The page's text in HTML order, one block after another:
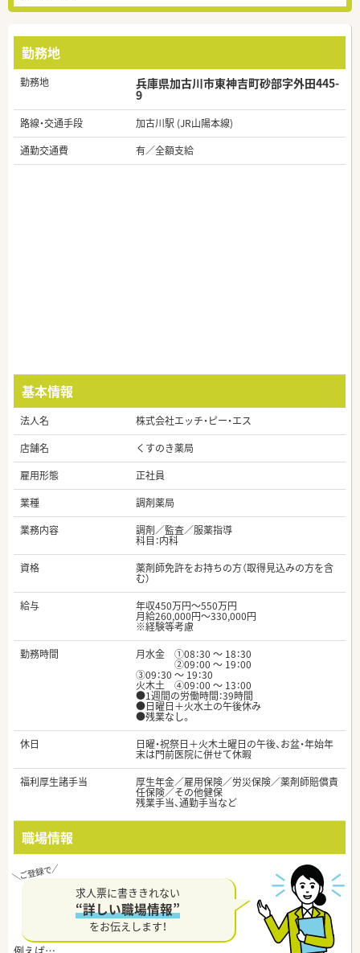
勤務地
勤務地 兵庫県加古川市東神吉町砂部字外田445-
9
路線・交通手段
加古川駅 (JR山陽本線)
通勤交通費
有／全額支給
基本情報
法人名
株式会社エッチ・ピー・エス
店舗名
くすのき薬局
雇用形態
正社員
業種
調剤薬局
業務内容
調剤／監査／服薬指導
科目：内科
資格
薬剤師免許をお持ちの方（取得見込みの方を含
む）
給与
年収450万円～550万円
月給260,000円～330,000円
※経験等考慮
勤務時間
月水金 ①08：30 ～ 18：30
②09：00 ～ 19：00
③09：30 ～ 19：30
火木土 ④09：00 ～ 13：00
●1週間の労働時間：39時間
●日曜日＋火水土の午後休み
●残業なし。
休日
日曜・祝祭日＋火木土曜日の午後、お盆・年始年
末は門前医院に併せて休暇
福利厚生諸手当
厚生年金／雇用保険／労災保険／薬剤師賠償責
任保険／その他健保
残業手当、通勤手当など
職場情報
求人票に書ききれない
“詳しい職場情報”
をお伝えします！